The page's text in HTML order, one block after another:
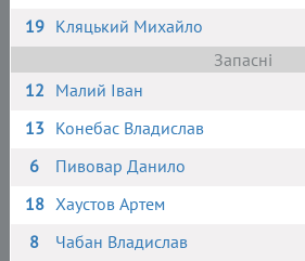
19 Кляцький Михайло
Запасні
12 Малий Іван
13 Конебас Владислав
6
Пивовар Данило
18 Хаустов Артем
8
Чабан Владислав